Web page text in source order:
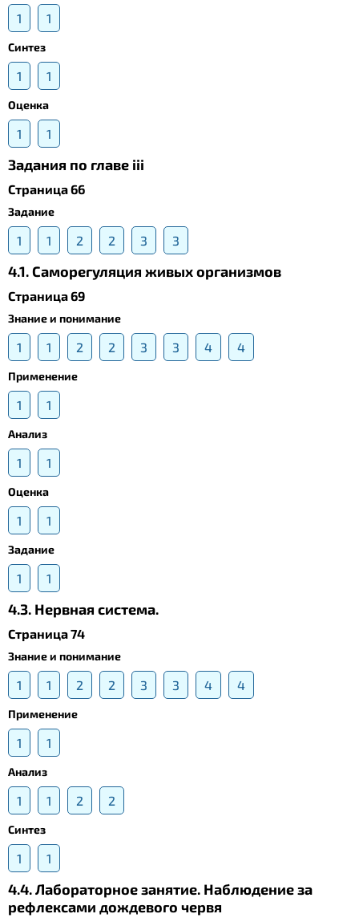
1 1
Синтез
1 1
Оценка
1 1
Задания по главе iii
Страница 66
Задание
1 1 2 2 3 3
4.1. Саморегуляция живых организмов
Страница 69
Знание и понимание
1 1 2 2 3 3 4 4
Применение
1 1
Анализ
1 1
Оценка
1 1
Задание
1 1
4.3. Нервная система.
Страница 74
Знание и понимание
1 1 2 2 3 3 4 4
Применение
1 1
Анализ
1 1 2 2
Синтез
1 1
4.4. Лабораторное занятие. Наблюдение за
рефлексами дождевого червя